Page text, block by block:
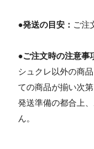
●発送の目安： ご注
●ご注文時の注意事
シュクレ以外の商
ての商品が揃い次
発送準備の都合上
ん。